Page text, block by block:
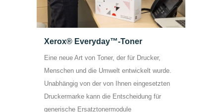
Xerox® Everyday™-Toner
Eine neue Art von Toner, der für Drucker,
Menschen und die Umwelt entwickelt wurde.
Unabhängig von der von Ihnen eingesetzten
Druckermarke kann die Entscheidung für
generische Ersatztonermodule